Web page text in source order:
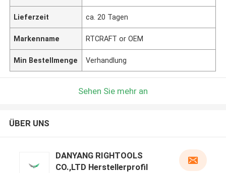
Lieferzeit ca. 20 Tagen
Markenname RTCRAFT or OEM
Min Bestellmenge Verhandlung
Sehen Sie mehr an
ÜBER UNS
DANYANG RIGHTOOLS
CO.,LTD Herstellerprofil